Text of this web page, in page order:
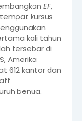
EF,
kursus
kali tahun
tersebar di
Amerika
612 kantor dan
benua.